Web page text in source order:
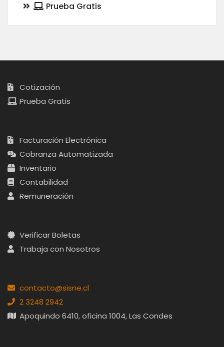
Prueba Gratis
Cotización
Prueba Gratis
Facturación Electrónica
Cobranza Automatizada
Inventario
Contabilidad
Remuneración
Verificar Boletas
Trabaja con Nosotros
contacto@sisne.cl
2 3248 2942
Apoquindo 6410, oficina 1004, Las Condes